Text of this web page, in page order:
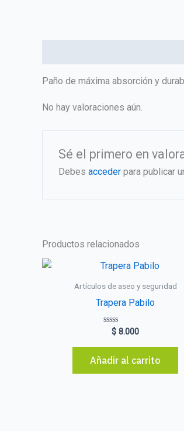
Paño de máxima absorción y
No hay valoraciones aún.
Sé el primero en
Debes accederpara publicar
Productos relacionados
Artículos de aseo y seguridad
Trapera Pabilo
Valorado
con
0
5
$ 8.000
Añadir al carrito